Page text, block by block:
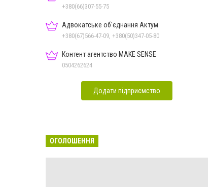
+380(66)307-55-75
Адвокатське об'єднання Актум
+380(67)566-47-09, +380(50)347-05-80
Контент агентство MAKE SENSE
0504262624
Додати підприємство
ОГОЛОШЕННЯ